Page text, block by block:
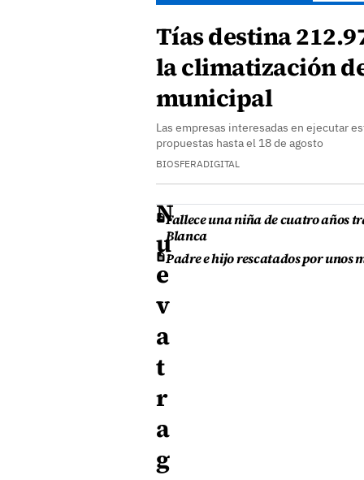
Tías destina
la climatización
municipal
Las empresas interesadas en ejecutar
propuestas hasta el 18 de agosto
BIOSFERADIGITAL
N
u
e
v
a
t
r
a
g
Fallece una niña de cuatro años
Blanca
Padre e hijo rescatados por unos